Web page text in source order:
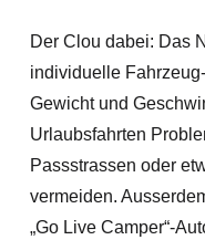
Der Clou dabei: Das
individuelle
Gewicht und
Urlaubsfahrten
Passstrassen oder
vermeiden.
„Go Live Camper“-